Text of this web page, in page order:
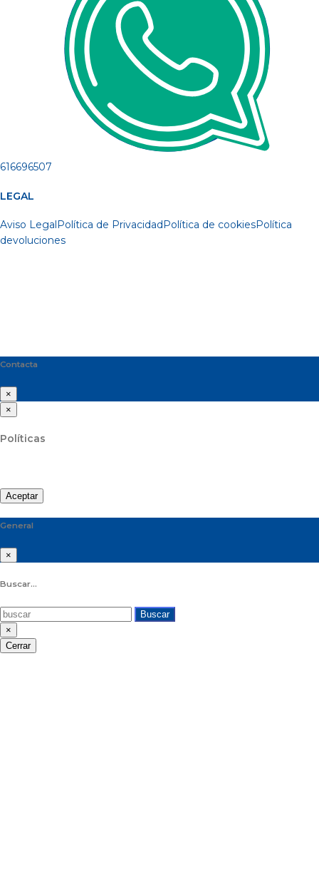
616696507
LEGAL
Aviso LegalPolítica de PrivacidadPolítica de cookiesPolítica
devoluciones
Contacta
×
×
Políticas
Aceptar
General
×
Buscar...
Buscar
×
Cerrar